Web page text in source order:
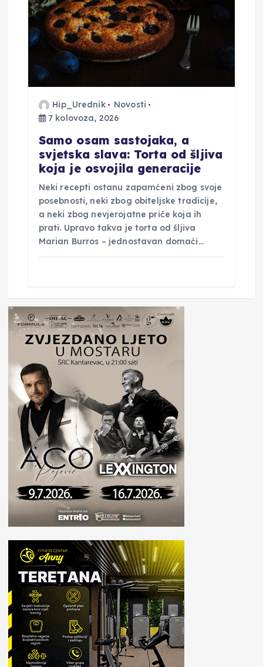
Hip_Urednik
Novosti
7 kolovoza, 2026
Samo osam sastojaka, a
svjetska slava: Torta od šljiva
koja je osvojila generacije
Neki recepti ostanu zapamćeni zbog svoje
posebnosti, neki zbog obiteljske tradicije,
a neki zbog nevjerojatne priče koja ih
prati. Upravo takva je torta od šljiva
Marian Burros – jednostavan domaći…